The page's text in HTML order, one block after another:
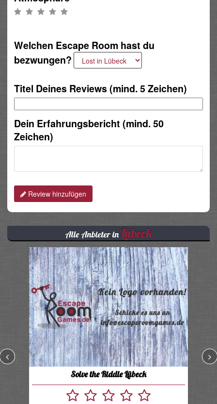
Welchen Escape Room hast du
bezwungen?
Titel Deines Reviews (mind. 5 Zeichen)
Dein Erfahrungsbericht (mind. 50
Zeichen)
Review hinzufügen
Alle Anbieter inLübeck
Solve the Riddle Lübeck